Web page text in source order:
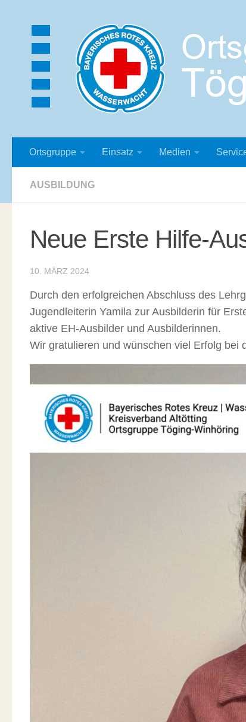
Ortsgruppe Einsatz Medien
AUSBILDUNG
Neue Erste Hilfe-
10. MÄRZ 2024
Durch den erfolgreichen Abschluss des
Jugendleiterin Yamila zur Ausbilderin für
aktive EH-Ausbilder und Ausbilderinnen.
Wir gratulieren und wünschen viel Erfolg bei